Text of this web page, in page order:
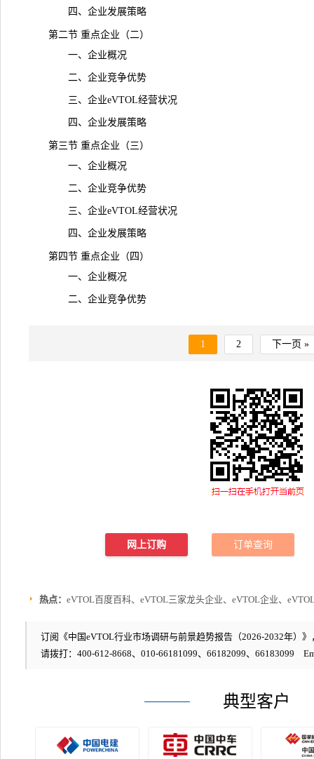
四、企业发展策略
第二节 重点企业（二）
一、企业概况
二、企业竞争优势
三、企业eVTOL经营状况
四、企业发展策略
第三节 重点企业（三）
一、企业概况
二、企业竞争优势
三、企业eVTOL经营状况
四、企业发展策略
第四节 重点企业（四）
一、企业概况
二、企业竞争优势
1 2 下一页 »
网上订购 订单查询
热点： eVTOL百度百科、eVTOL三家龙头企业、eVTOL企业、
订阅《中国eVTOL行业市场调研与前景趋势报告（2026-2032年）》
请拨打：400-612-8668、010-66181099、66182099、66183099
典型客户